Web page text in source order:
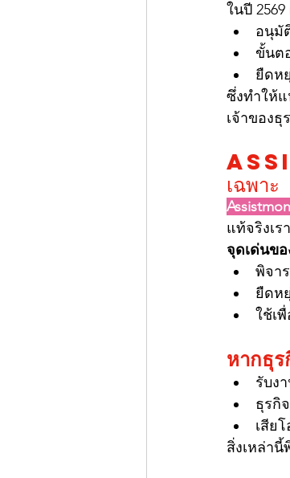
ในปี
อนุมั
ขั้นต
ยืดห
ซึ่งทำให้
เจ้าของธุ
เฉพาะ
แท้จริงเ
จุดเด่นขอ
พิจา
ยืดห
ใช้เ
หากธุ
รับง
ธุรกิ
เสีย
สิ่งเหล่า